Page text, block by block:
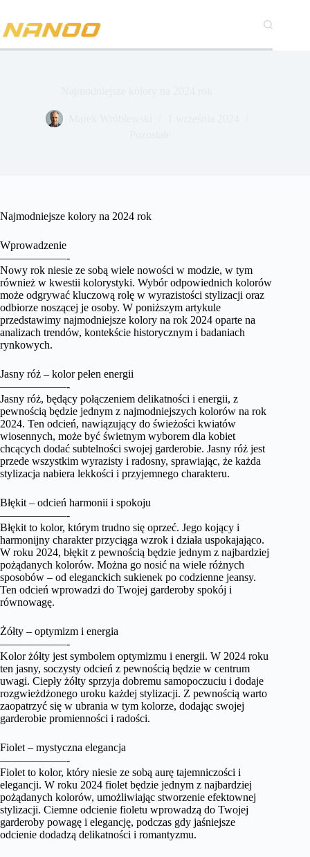
treści
Najmodniejsze kolory na 2024 rok
Wprowadzenie
——————-
Nowy rok niesie ze sobą wiele nowości w modzie, w tym
również w kwestii kolorystyki. Wybór odpowiednich kolorów
może odgrywać kluczową rolę w wyrazistości stylizacji oraz
odbiorze noszącej je osoby. W poniższym artykule
przedstawimy najmodniejsze kolory na rok 2024 oparte na
analizach trendów, kontekście historycznym i badaniach
rynkowych.
Jasny róż – kolor pełen energii
——————-
Jasny róż, będący połączeniem delikatności i energii, z
pewnością będzie jednym z najmodniejszych kolorów na rok
2024. Ten odcień, nawiązujący do świeżości kwiatów
wiosennych, może być świetnym wyborem dla kobiet
chcących dodać subtelności swojej garderobie. Jasny róż jest
przede wszystkim wyrazisty i radosny, sprawiając, że każda
stylizacja nabiera lekkości i przyjemnego charakteru.
Błękit – odcień harmonii i spokoju
——————-
Błękit to kolor, którym trudno się oprzeć. Jego kojący i
harmonijny charakter przyciąga wzrok i działa uspokajająco.
W roku 2024, błękit z pewnością będzie jednym z najbardziej
pożądanych kolorów. Można go nosić na wiele różnych
sposobów – od eleganckich sukienek po codzienne jeansy.
Ten odcień wprowadzi do Twojej garderoby spokój i
równowagę.
Żółty – optymizm i energia
——————-
Kolor żółty jest symbolem optymizmu i energii. W 2024 roku
ten jasny, soczysty odcień z pewnością będzie w centrum
uwagi. Ciepły żółty sprzyja dobremu samopoczuciu i dodaje
rozgwieżdżonego uroku każdej stylizacji. Z pewnością warto
zaopatrzyć się w ubrania w tym kolorze, dodając swojej
garderobie promienności i radości.
Fiolet – mystyczna elegancja
——————-
Fiolet to kolor, który niesie ze sobą aurę tajemniczości i
elegancji. W roku 2024 fiolet będzie jednym z najbardziej
pożądanych kolorów, umożliwiając stworzenie efektownej
stylizacji. Ciemne odcienie fioletu wprowadzą do Twojej
garderoby powagę i elegancję, podczas gdy jaśniejsze
odcienie dodadzą delikatności i romantyzmu.